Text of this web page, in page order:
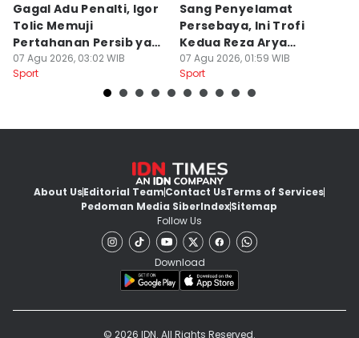
Gagal Adu Penalti, Igor
Tolic Memuji
Pertahanan Persib yang
Solid
07 Agu 2026, 03:02 WIB
Sport
Sang Penyelamat
Persebaya, Ini Trofi
Kedua Reza Arya
Bersama Tavares
07 Agu 2026, 01:59 WIB
Sport
About UsEditorial TeamContact UsTerms of Services
Pedoman Media SiberIndexSitemap
Follow Us
Download
© 2026 IDN. All Rights Reserved.